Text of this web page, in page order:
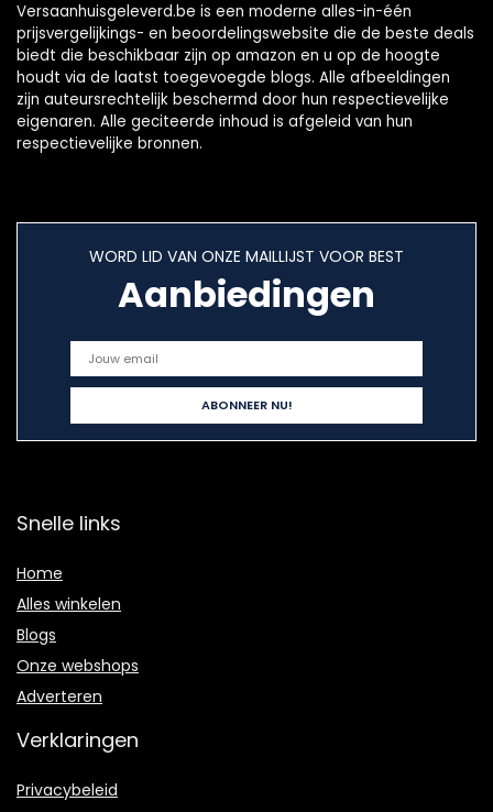
Versaanhuisgeleverd.be is een moderne alles-in-één
prijsvergelijkings- en beoordelingswebsite die de beste deals
biedt die beschikbaar zijn op amazon en u op de hoogte
houdt via de laatst toegevoegde blogs. Alle afbeeldingen
zijn auteursrechtelijk beschermd door hun respectievelijke
eigenaren. Alle geciteerde inhoud is afgeleid van hun
respectievelijke bronnen.
WORD LID VAN ONZE MAILLIJST VOOR BEST
Aanbiedingen
Snelle links
Home
Alles winkelen
Blogs
Onze webshops
Adverteren
Verklaringen
Privacybeleid